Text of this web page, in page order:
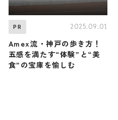
PR 2025.09.01
Amex流・神戸の歩き方！
五感を満たす“体験”と“美
食”の宝庫を愉しむ